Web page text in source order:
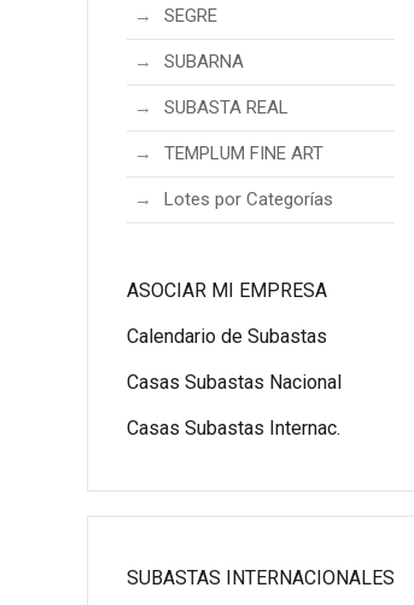
SEGRE
SUBARNA
SUBASTA REAL
TEMPLUM FINE ART
Lotes por Categorías
ASOCIAR MI EMPRESA
Calendario de Subastas
Casas Subastas Nacional
Casas Subastas Internac.
SUBASTAS INTERNACIONALES